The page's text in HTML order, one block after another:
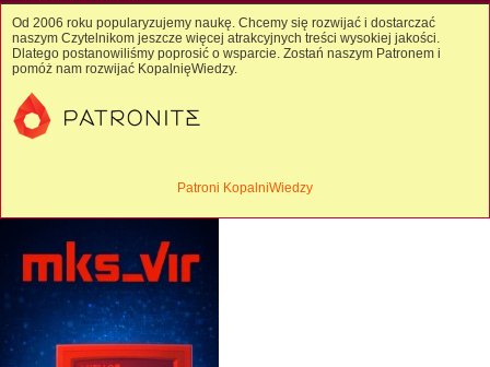
Od 2006 roku popularyzujemy naukę. Chcemy się rozwijać i dostarczać
naszym Czytelnikom jeszcze więcej atrakcyjnych treści wysokiej jakości.
Dlatego postanowiliśmy poprosić o wsparcie. Zostań naszym Patronem i
pomóż nam rozwijać KopalnięWiedzy.
Patroni KopalniWiedzy